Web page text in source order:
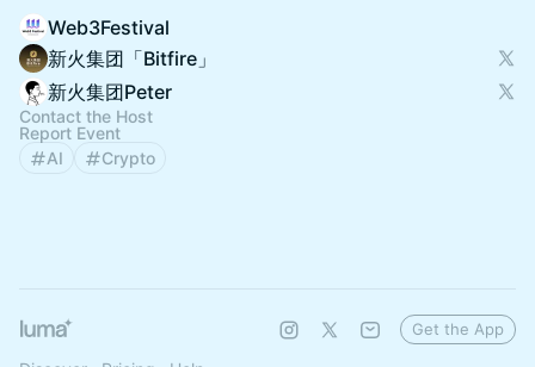
Web3Festival
新火集团「Bitfire」
新火集团Peter
Contact the Host
Report Event
AI
Crypto
Get the App